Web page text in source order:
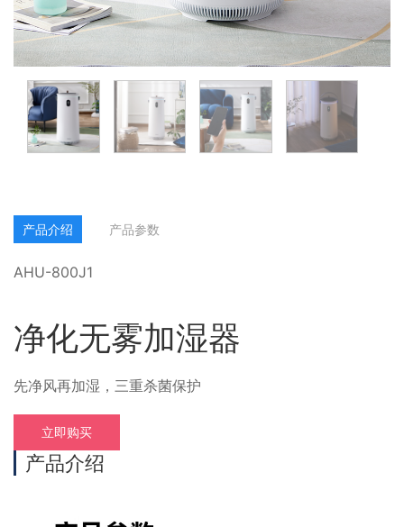
产品介绍 产品参数
AHU-800J1
净化无雾加湿器
先净风再加湿，三重杀菌保护
立即购买
产品介绍